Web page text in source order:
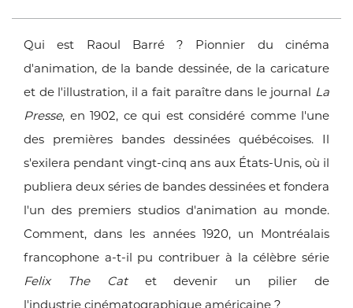
Qui est Raoul Barré ? Pionnier du cinéma
d'animation, de la bande dessinée, de la caricature
et de l'illustration, il a fait paraître dans le journal La
Presse, en 1902, ce qui est considéré comme l'une
des premières bandes dessinées québécoises. Il
s'exilera pendant vingt-cinq ans aux États-Unis, où il
publiera deux séries de bandes dessinées et fondera
l'un des premiers studios d'animation au monde.
Comment, dans les années 1920, un Montréalais
francophone a-t-il pu contribuer à la célèbre série
Felix The Catet devenir un pilier de
l'industrie cinématographique américaine ?